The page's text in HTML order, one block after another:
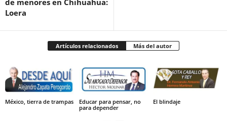
Loera
Artículos relacionados Más del autor
México, tierra de trampas
Educar para pensar, no
para depender
El blindaje